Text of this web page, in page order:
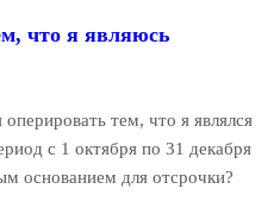
что я являюсь
тем, что я являлся
с 1 октября по 31 декабря
основанием для отсрочки?